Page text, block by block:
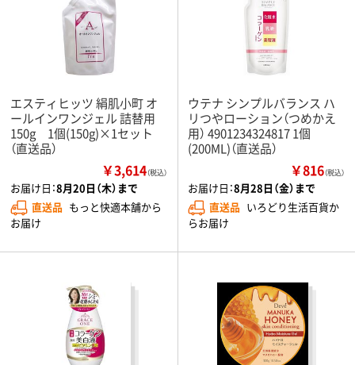
エスティヒッツ 絹肌小町 オ
ールインワンジェル 詰替用
150g 1個(150g)×1セット
（直送品）
￥3,614（税込）
お届け日：8月20日（木）まで
直送品 もっと快適本舗から
お届け
ウテナ シンプルバランス ハ
リつやローション（つめかえ
用） 4901234324817 1個
(200ML)（直送品）
￥816（税込）
お届け日：8月28日（金）まで
直送品 いろどり生活百貨か
らお届け